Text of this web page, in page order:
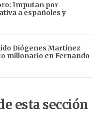
Imputan por
a españoles y
Diógenes Martínez
millonario en Fernando
esta sección